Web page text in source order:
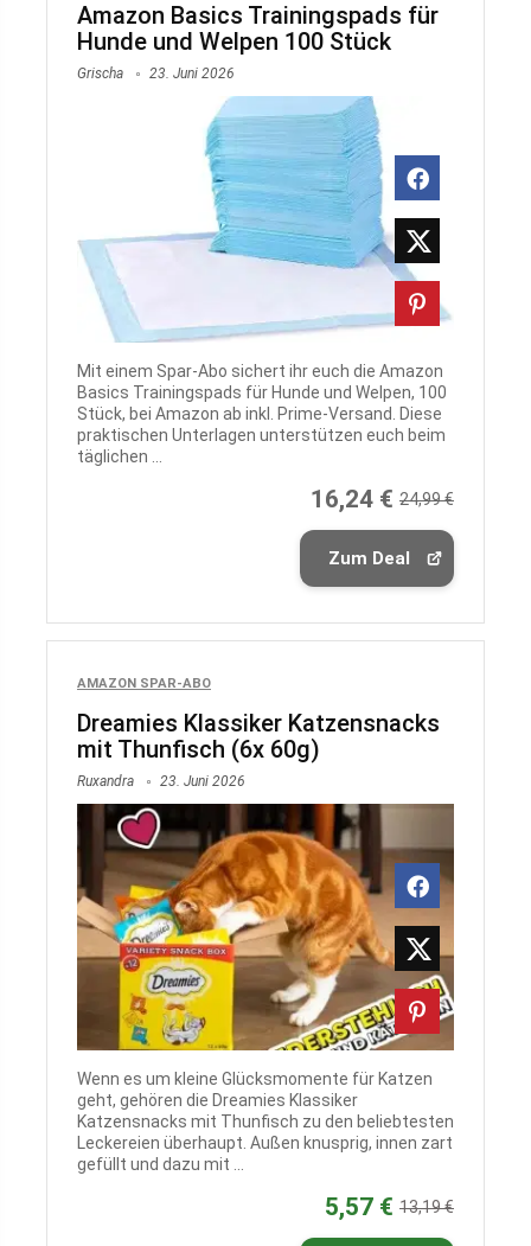
Amazon Basics Trainingspads für
Hunde und Welpen 100 Stück
Grischa 23. Juni 2026
Mit einem Spar-Abo sichert ihr euch die Amazon
Basics Trainingspads für Hunde und Welpen, 100
Stück, bei Amazon ab inkl. Prime-Versand. Diese
praktischen Unterlagen unterstützen euch beim
täglichen ...
16,24 € 24,99 €
Zum Deal
AMAZON SPAR-ABO
Dreamies Klassiker Katzensnacks
mit Thunfisch (6x 60g)
Ruxandra 23. Juni 2026
Wenn es um kleine Glücksmomente für Katzen
geht, gehören die Dreamies Klassiker
Katzensnacks mit Thunfisch zu den beliebtesten
Leckereien überhaupt. Außen knusprig, innen zart
gefüllt und dazu mit ...
5,57 € 13,19 €